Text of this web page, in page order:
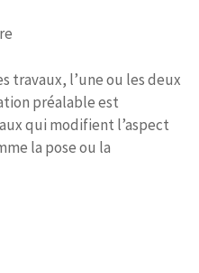
travaux, l’une ou les deux
préalable est
qui modifient l’aspect
la pose ou la